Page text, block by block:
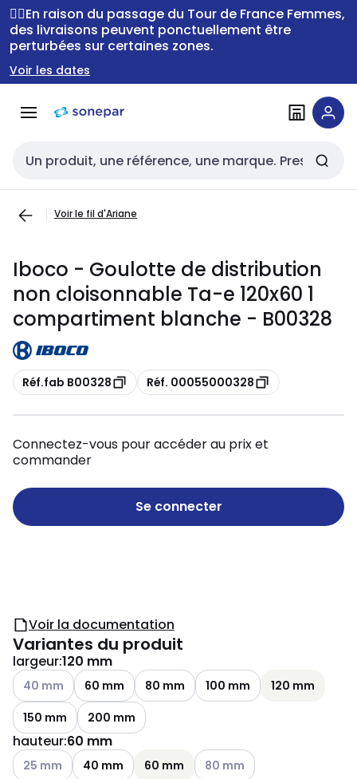
Passer à la
navigation
Passer
au
contenu
🚴‍♂️En raison du passage du Tour de France Femmes,
des livraisons peuvent ponctuellement être
perturbées sur certaines zones.
Voir les dates
Entrée de recherche
Voir le fil d'Ariane
Iboco - Goulotte de distribution
non cloisonnable Ta-e 120x60 1
compartiment blanche - B00328
Copie
Réf.fab B00328 Copie
Réf. 00055000328
Connectez-vous pour accéder au prix et
commander
Se connecter
Voir la documentation
Variantes du produit
largeur:120 mm
Voir les options disponibles
40 mm 60 mm 80 mm 100 mm
120 mm
150 mm
200 mm
hauteur:60 mm
Voir les options disponibles
25 mm 40 mm 60 mm Voir les options disponibles
80 mm